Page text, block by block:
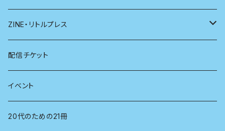
医学
看護学
心理学
経営学
言語学
雑貨
ZINE・リトルプレス
電子版（EPub）
電子版（PDF）
配信チケット
イベント
20代のための21冊